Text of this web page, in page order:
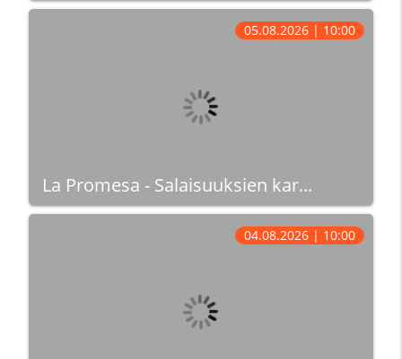
La Promesa - Salaisuuksien kar...
05.08.2026 | 10:00
04.08.2026 | 10:00